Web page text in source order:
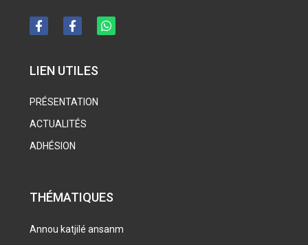
LIEN UTILES
PRÉSENTATION
ACTUALITÉS
ADHÉSION
THÉMATIQUES
Annou katjilé ansanm